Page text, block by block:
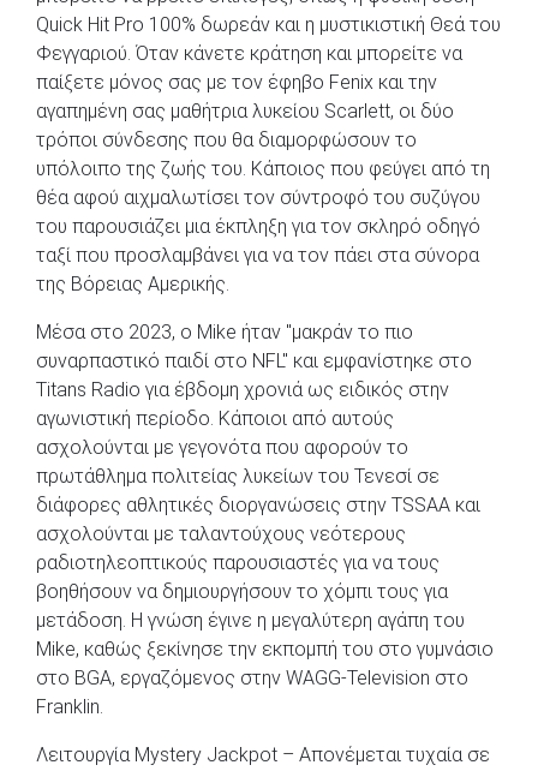
Quick Hit Pro 100% δωρεάν και η μυστικιστική Θεά του
Φεγγαριού. Όταν κάνετε κράτηση και μπορείτε να
παίξετε μόνος σας με τον έφηβο Fenix ​​​​και την
αγαπημένη σας μαθήτρια λυκείου Scarlett, οι δύο
τρόποι σύνδεσης που θα διαμορφώσουν το
υπόλοιπο της ζωής του. Κάποιος που φεύγει από τη
θέα αφού αιχμαλωτίσει τον σύντροφό του συζύγου
του παρουσιάζει μια έκπληξη για τον σκληρό οδηγό
ταξί που προσλαμβάνει για να τον πάει στα σύνορα
της Βόρειας Αμερικής.
Μέσα στο 2023, ο Mike ήταν "μακράν το πιο
συναρπαστικό παιδί στο NFL" και εμφανίστηκε στο
Titans Radio για έβδομη χρονιά ως ειδικός στην
αγωνιστική περίοδο. Κάποιοι από αυτούς
ασχολούνται με γεγονότα που αφορούν το
πρωτάθλημα πολιτείας λυκείων του Τενεσί σε
διάφορες αθλητικές διοργανώσεις στην TSSAA και
ασχολούνται με ταλαντούχους νεότερους
ραδιοτηλεοπτικούς παρουσιαστές για να τους
βοηθήσουν να δημιουργήσουν το χόμπι τους για
μετάδοση. Η γνώση έγινε η μεγαλύτερη αγάπη του
Mike, καθώς ξεκίνησε την εκπομπή του στο γυμνάσιο
στο BGA, εργαζόμενος στην WAGG-Television στο
Franklin.
Λειτουργία Mystery Jackpot – Απονέμεται τυχαία σε